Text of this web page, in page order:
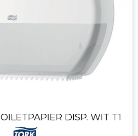
DISP. WIT T1